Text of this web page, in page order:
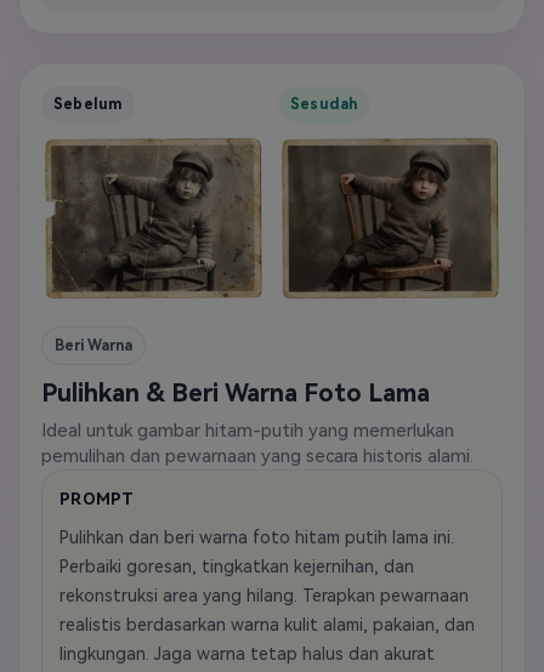
Sebelum Sesudah
Beri Warna
Pulihkan & Beri Warna Foto Lama
Ideal untuk gambar hitam-putih yang memerlukan
pemulihan dan pewarnaan yang secara historis alami.
PROMPT
Pulihkan dan beri warna foto hitam putih lama ini.
Perbaiki goresan, tingkatkan kejernihan, dan
rekonstruksi area yang hilang. Terapkan pewarnaan
realistis berdasarkan warna kulit alami, pakaian, dan
lingkungan. Jaga warna tetap halus dan akurat